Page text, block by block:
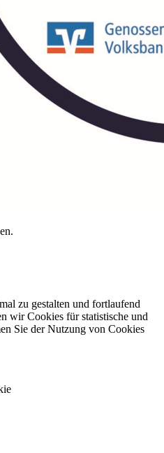
zu gestalten und fortlaufend
wir Cookies für statistische und
Sie der Nutzung von Cookies